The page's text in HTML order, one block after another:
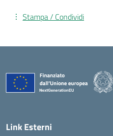
Stampa / Condividi
Link Esterni